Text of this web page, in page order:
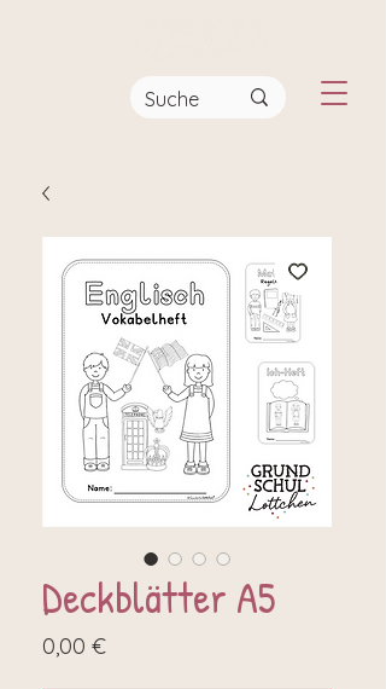
Deckblätter A5
0,00 €Preis